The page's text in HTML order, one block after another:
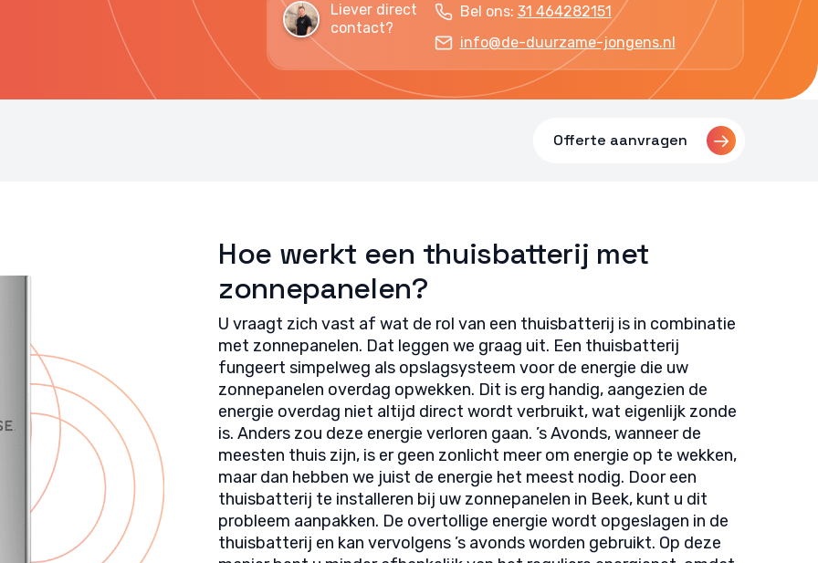
Liever direct
contact?
Bel ons: 31 464282151
info@de-duurzame-jongens.nl
Offerte aanvragen
Hoe werkt een thuisbatterij met
zonnepanelen?
U vraagt zich vast af wat de rol van een thuisbatterij is in combinatie
met zonnepanelen. Dat leggen we graag uit. Een thuisbatterij
fungeert simpelweg als opslagsysteem voor de energie die uw
zonnepanelen overdag opwekken. Dit is erg handig, aangezien de
energie overdag niet altijd direct wordt verbruikt, wat eigenlijk zonde
is. Anders zou deze energie verloren gaan. ’s Avonds, wanneer de
meesten thuis zijn, is er geen zonlicht meer om energie op te wekken,
maar dan hebben we juist de energie het meest nodig. Door een
thuisbatterij te installeren bij uw zonnepanelen in Beek, kunt u dit
probleem aanpakken. De overtollige energie wordt opgeslagen in de
thuisbatterij en kan vervolgens ’s avonds worden gebruikt. Op deze